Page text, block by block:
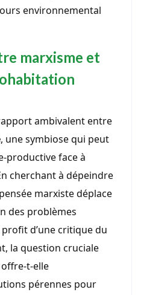
environnemental
marxisme et
ambivalent entre
, une symbiose qui peut
productive face à
cherchant à dépeindre
marxiste déplace
des problèmes
d’une critique du
la question cruciale
t-elle
pérennes pour